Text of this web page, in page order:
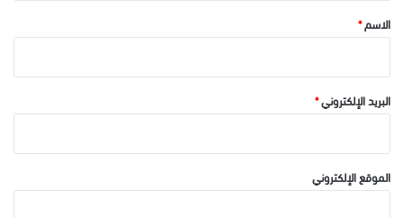
*الاسم*
البريد الإلكتروني*
الموقع الإلكتروني